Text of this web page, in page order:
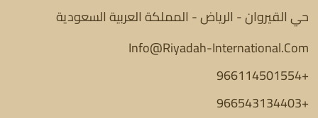
حي القيروان - الرياض - المملكة العربية السعودية
Info@Riyadah-International.Com
+966114501554
+966543134403